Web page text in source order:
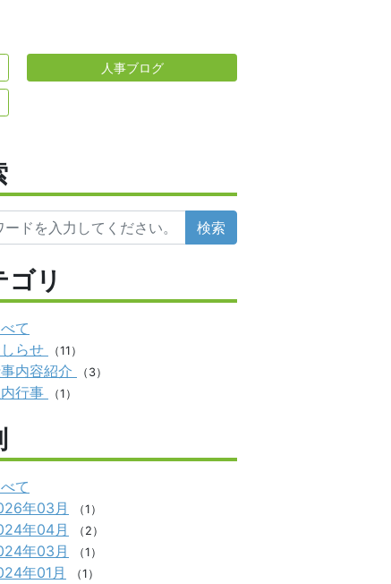
人事ブログ
検索
ゴリ
て
らせ
（11）
内容紹介 （3）
行事 （1）
て
年03月
（1）
年04月 （2）
年03月 （1）
年01月 （1）